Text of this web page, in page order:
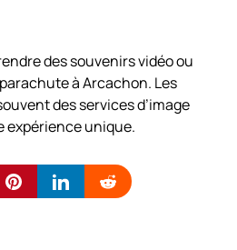
des souvenirs vidéo ou
à Arcachon. Les
des services d’image
expérience unique.